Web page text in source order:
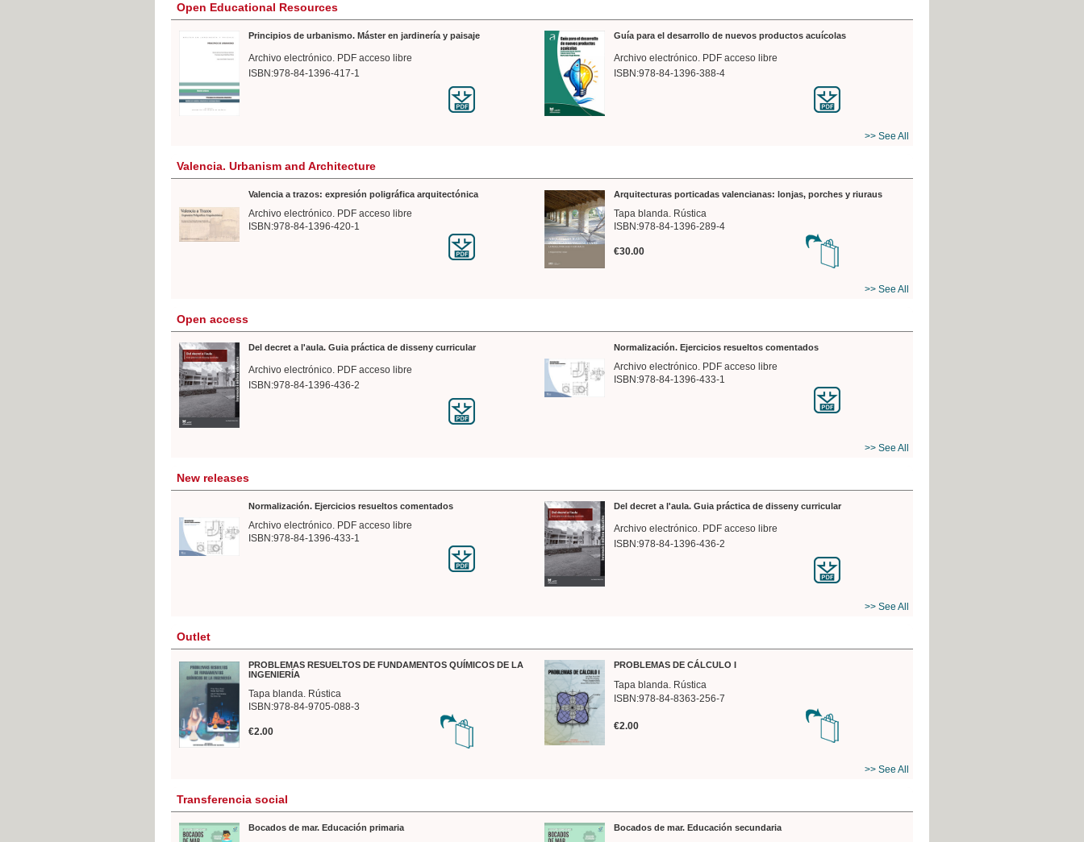
Open Educational Resources
Principios de urbanismo. Máster en jardinería y paisaje
Archivo electrónico. PDF acceso libre
ISBN:978-84-1396-417-1
Guía para el desarrollo de nuevos productos acuícolas
Archivo electrónico. PDF acceso libre
ISBN:978-84-1396-388-4
>> See All
Valencia. Urbanism and Architecture
Valencia a trazos: expresión poligráfica arquitectónica
Archivo electrónico. PDF acceso libre
ISBN:978-84-1396-420-1
Arquitecturas porticadas valencianas: lonjas, porches y riuraus
Tapa blanda. Rústica
ISBN:978-84-1396-289-4
€30.00
>> See All
Open access
Del decret a l'aula. Guia práctica de disseny curricular
Archivo electrónico. PDF acceso libre
ISBN:978-84-1396-436-2
Normalización. Ejercicios resueltos comentados
Archivo electrónico. PDF acceso libre
ISBN:978-84-1396-433-1
>> See All
New releases
Normalización. Ejercicios resueltos comentados
Archivo electrónico. PDF acceso libre
ISBN:978-84-1396-433-1
Del decret a l'aula. Guia práctica de disseny curricular
Archivo electrónico. PDF acceso libre
ISBN:978-84-1396-436-2
>> See All
Outlet
PROBLEMAS RESUELTOS DE FUNDAMENTOS QUÍMICOS DE LA
INGENIERÍA
Tapa blanda. Rústica
ISBN:978-84-9705-088-3
€2.00
PROBLEMAS DE CÁLCULO I
Tapa blanda. Rústica
ISBN:978-84-8363-256-7
€2.00
>> See All
Transferencia social
Bocados de mar. Educación primaria Bocados de mar. Educación secundaria